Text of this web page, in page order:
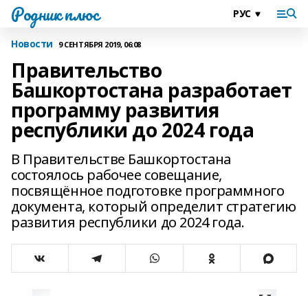
Родник плюс
Новости 9 СЕНТЯБРЯ 2019, 06:08
Правительство
Башкортостана разработает
программу развития
республики до 2024 года
В Правительстве Башкортостана
состоялось рабочее совещание,
посвящённое подготовке программного
документа, который определит стратегию
развития республики до 2024 года.